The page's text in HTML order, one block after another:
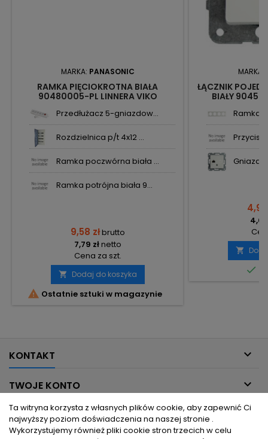
MARKA: PANASONIC
RAMKA PIĘCIOKROTNA BIAŁA
90480005-PL LINNERA VIKO
Przedłużacz 5-gniazdow...
Rozdzielnica p/t 4x12 ...
Ramka poczwórna biała ...
Ramka potrójna biała 9...
9,58 złbrutto
7,79 złnetto
Cena za szt.
 Dodaj do koszyka
 Ostatnie sztuki w magazynie
MARKA:
ŁĄCZNIK
BIAŁY
Ramka
Przycisk
4,97


KONTAKT 
TWOJE KONTO 
INFORMACJE DLA CIEBIE 
Ta witryna korzysta z własnych plików cookie, aby zapewnić Ci
najwyższy poziom doświadczenia na naszej stronie .
Wykorzystujemy również pliki cookie stron trzecich w celu